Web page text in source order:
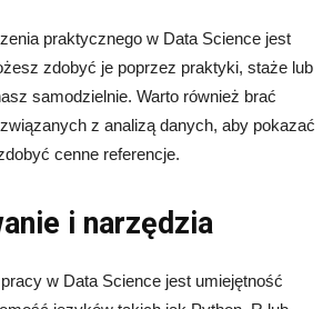
praktycznego w Data Science jest
zdobyć je poprzez praktyki, staże lub
samodzielnie. Warto również brać
z analizą danych, aby pokazać
cenne referencje.
i narzędzia
w Data Science jest umiejętność